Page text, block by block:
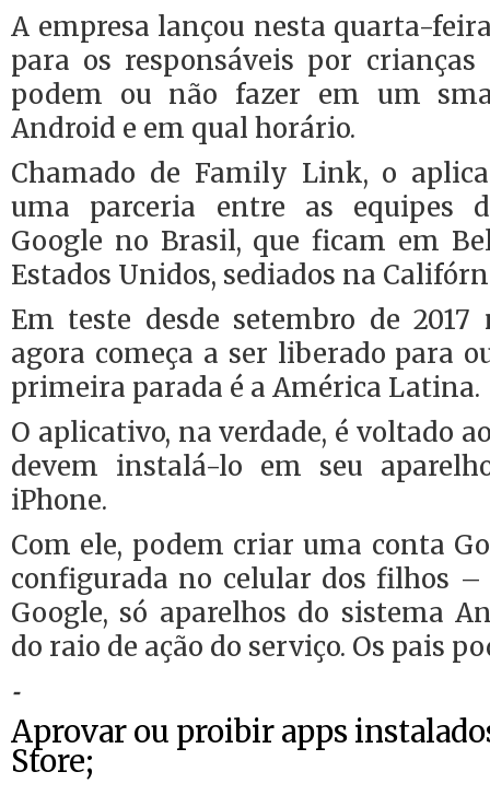
A empresa lançou nesta quarta-
para os responsáveis por
podem ou não fazer em um
Android e em qual horário.
Chamado de Family Link, o
uma parceria entre as equipes
Google no Brasil, que ficam em
Estados Unidos, sediados na
Em teste desde setembro de 2017
agora começa a ser liberado para
primeira parada é a América Latina.
O aplicativo, na verdade, é voltado
devem instalá-lo em seu
iPhone.
Com ele, podem criar uma conta
configurada no celular dos filhos
Google, só aparelhos do sistema
do raio de ação do serviço. Os pais
–
Aprovar ou proibir apps
Store;